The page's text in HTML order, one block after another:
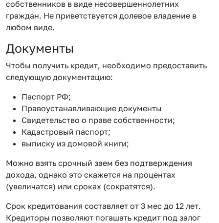
собственников в виде несовершеннолетних
граждан. Не приветствуется долевое владение в
любом виде.
Документы
Чтобы получить кредит, необходимо предоставить
следующую документацию:
Паспорт РФ;
Правоустанавливающие документы
Свидетельство о праве собственности;
Кадастровый паспорт;
выписку из домовой книги;
Можно взять срочный заем без подтверждения
дохода, однако это скажется на процентах
(увеличатся) или сроках (сократятся).
Срок кредитования составляет от 3 мес до 12 лет.
Кредиторы позволяют погашать кредит под залог